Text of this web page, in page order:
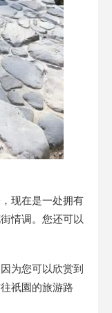
现在是一处拥有
情调。您还可以
为您可以欣赏到
祇園的旅游路